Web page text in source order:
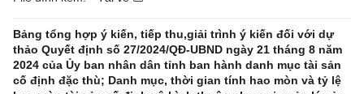
Bảng tổng hợp ý kiến, tiếp thu,giải trình ý kiến đối với dự
thảo Quyết định số 27/2024/QĐ-UBND ngày 21 tháng 8 năm
2024 của Ủy ban nhân dân tỉnh ban hành danh mục tài sản
cố định đặc thù; Danh mục, thời gian tính hao mòn và tỷ lệ